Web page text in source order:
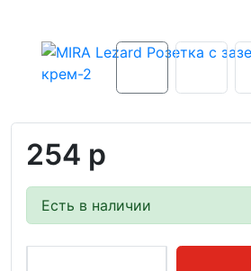
254 р
Есть в наличии